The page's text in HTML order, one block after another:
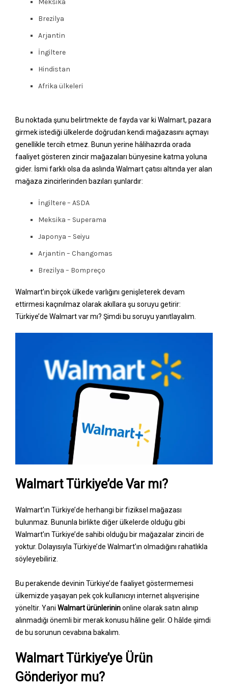
Brezilya
Arjantin
İngiltere
Hindistan
Afrika ülkeleri
Bu noktada şunu belirtmekte de fayda var ki Walmart, pazara
girmek istediği ülkelerde doğrudan kendi mağazasını açmayı
genellikle tercih etmez. Bunun yerine hâlihazırda orada
faaliyet gösteren zincir mağazaları bünyesine katma yoluna
gider. İsmi farklı olsa da aslında Walmart çatısı altında yer alan
mağaza zincirlerinden bazıları şunlardır:
İngiltere – ASDA
Meksika – Superama
Japonya – Seiyu
Arjantin – Changomas
Brezilya – Bompreço
Walmart’ın birçok ülkede varlığını genişleterek devam
ettirmesi kaçınılmaz olarak akıllara şu soruyu getirir:
Türkiye’de Walmart var mı? Şimdi bu soruyu yanıtlayalım.
Walmart Türkiye’de Var mı?
Walmart’ın Türkiye’de herhangi bir fiziksel mağazası
bulunmaz. Bununla birlikte diğer ülkelerde olduğu gibi
Walmart’ın Türkiye’de sahibi olduğu bir mağazalar zinciri de
yoktur. Dolayısıyla Türkiye’de Walmart’ın olmadığını rahatlıkla
söyleyebiliriz.
Bu perakende devinin Türkiye’de faaliyet göstermemesi
ülkemizde yaşayan pek çok kullanıcıyı internet alışverişine
yöneltir. Yani Walmart ürünlerininonline olarak satın alınıp
alınmadığı önemli bir merak konusu hâline gelir. O hâlde şimdi
de bu sorunun cevabına bakalım.
Walmart Türkiye’ye Ürün
Gönderiyor mu?